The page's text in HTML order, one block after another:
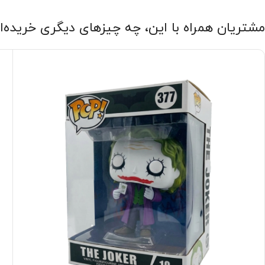
مشتریان همراه با این، چه چیزهای دیگری